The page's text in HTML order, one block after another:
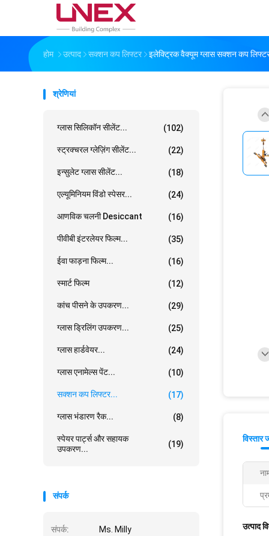
होम उत्पाद सक्शन कप लिफ्टर इलेक्ट्रिक वैक्यूम ग्लास सक्शन कप
श्रेणियां
ग्लास सिलिकॉन सीलेंट... (102)
स्ट्रक्चरल ग्लेज़िंग सीलेंट... (22)
इन्सुलेट ग्लास सीलेंट... (18)
एल्यूमिनियम विंडो स्पेसर... (24)
आणविक चलनी Desiccant (16)
पीवीबी इंटरलेयर फिल्म... (35)
ईवा फाड़ना फिल्म... (16)
स्मार्ट फिल्म (12)
कांच पीसने के उपकरण... (29)
ग्लास ड्रिलिंग उपकरण... (25)
ग्लास हार्डवेयर... (24)
ग्लास एनामेल्स पेंट... (10)
सक्शन कप लिफ्टर... (17)
ग्लास भंडारण रैक... (8)
स्पेयर पार्ट्स और सहायक
उपकरण...
(19)
संपर्क
संपर्क: Ms. Milly
विस्तार
उत्पाद